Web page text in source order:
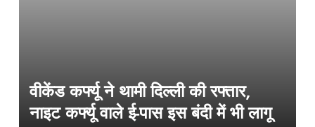
वीकेंड कर्फ्यू ने थामी दिल्ली की रफ्तार,
नाइट कर्फ्यू वाले ई-पास इस बंदी में भी लागू